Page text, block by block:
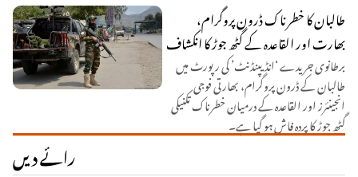
طالبان کا خطرناک ڈرون پروگرام،
بھارت اور القاعدہ کے گٹھ جوڑ کا انکشاف
برطانوی جریدے ‘انڈیپنڈنٹ’ کی رپورٹ میں
طالبان کے ڈرون پروگرام، بھارتی فوجی
انجینئرز اور القاعدہ کے درمیان خطرناک تکنیکی
گٹھ جوڑ کا پردہ فاش ہو گیا ہے۔
رائے دیں